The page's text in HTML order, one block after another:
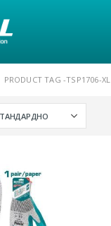
PRODUCT TAG -TSP1706-XL